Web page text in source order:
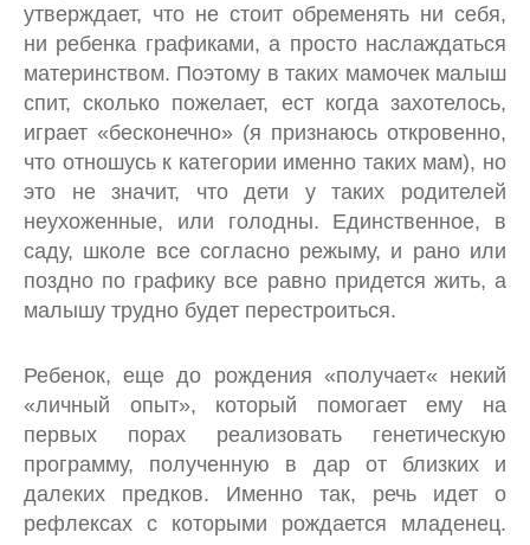
утверждает, что не стоит обременять ни себя,
ни ребенка графиками, а просто наслаждаться
материнством. Поэтому в таких мамочек малыш
спит, сколько пожелает, ест когда захотелось,
играет «бесконечно» (я признаюсь откровенно,
что отношусь к категории именно таких мам), но
это не значит, что дети у таких родителей
неухоженные, или голодны. Единственное, в
саду, школе все согласно режыму, и рано или
поздно по графику все равно придется жить, а
малышу трудно будет перестроиться.
Ребенок, еще до рождения «получает« некий
«личный опыт», который помогает ему на
первых порах реализовать генетическую
программу, полученную в дар от близких и
далеких предков. Именно так, речь идет о
рефлексах с которыми рождается младенец.